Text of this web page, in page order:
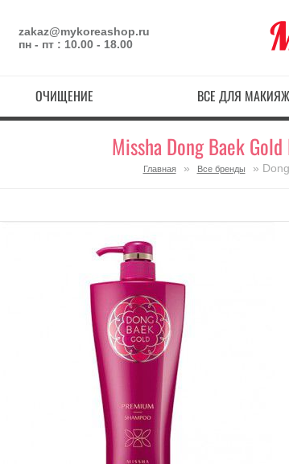
zakaz@mykoreashop.ru
пн - пт : 10.00 - 18.00
ОЧИЩЕНИЕ ВСЕ ДЛЯ
Missha Dong Baek
Главная » Все бренды »